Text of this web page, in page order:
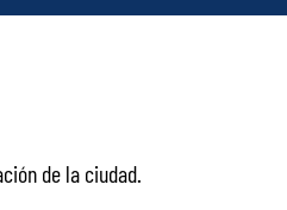
de la ciudad.